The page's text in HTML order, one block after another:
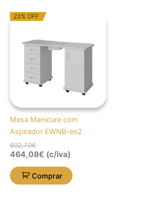
23% OFF
Mesa Manicure com
Aspirador EWNB-es2
602,70€
O
preço
era:
602,70€.
O
preço
é:
464,08€.
464,08€ (c/iva)
Comprar